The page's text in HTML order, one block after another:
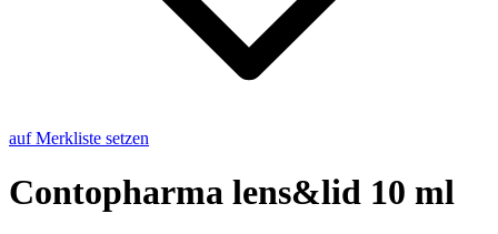
auf Merkliste setzen
Con­to­phar­ma lens&lid 10 ml